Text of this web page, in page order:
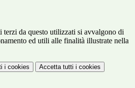
terzi da questo utilizzati si avvalgono di
ed utili alle finalità illustrate nella
i cookies Accetta tutti i cookies